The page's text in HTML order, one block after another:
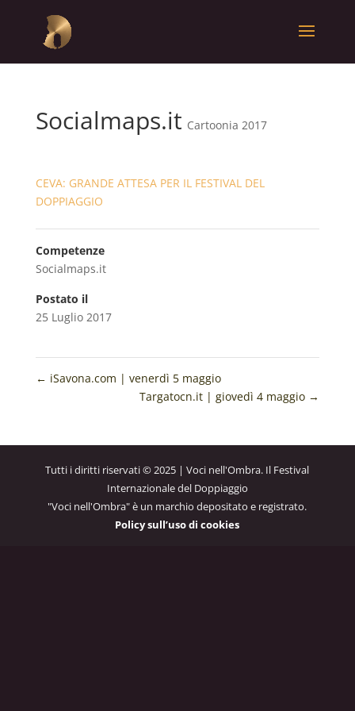
Socialmaps.it Cartoonia 2017
CEVA: GRANDE ATTESA PER IL FESTIVAL DEL
DOPPIAGGIO
Competenze
Socialmaps.it
Postato il
25 Luglio 2017
← iSavona.com | venerdì 5 maggio
Targatocn.it | giovedì 4 maggio →
Tutti i diritti riservati © 2025 | Voci nell'Ombra. Il Festival
Internazionale del Doppiaggio
"Voci nell'Ombra" è un marchio depositato e registrato.
Policy sull’uso di cookies